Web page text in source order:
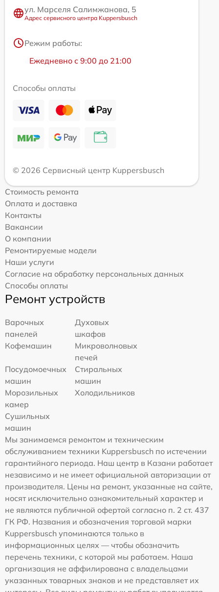
ул. Марселя Салимжанова, 5
Адрес сервисного центра Kuppersbusch
Режим работы:
Ежедневно с 9:00 до 21:00
Способы оплаты
© 2026 Сервисный центр Kuppersbusch
Стоимость ремонта
Оплата и доставка
Контакты
Вакансии
О компании
Ремонтируемые модели
Наши услуги
Согласие на обработку персональных данных
Способы оплаты
Ремонт устройств
Варочных
панелей
Духовых
шкафов
Кофемашин
Микроволновых
печей
Посудомоечных
машин
Стиральных
машин
Морозильных
камер
Холодильников
Сушильных
машин
Мы занимаемся ремонтом и техническим
обслуживанием техники Kuppersbusch по истечении
гарантийного периода. Наш центр в Казани работает
независимо и не имеет официальной авторизации от
производителя. Цены на ремонт, указанные на сайте,
носят исключительно ознакомительный характер и
не являются публичной офертой согласно п. 2 ст. 437
ГК РФ. Названия и обозначения торговой марки
Kuppersbusch упоминаются только в
информационных целях — чтобы обозначить
перечень техники, с которой мы работаем. Наша
организация не аффилирована с владельцами
указанных товарных знаков и не представляет их